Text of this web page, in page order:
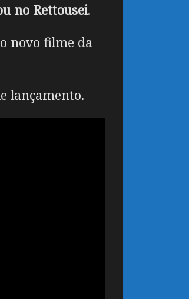
no Rettousei.
novo filme da
lançamento.